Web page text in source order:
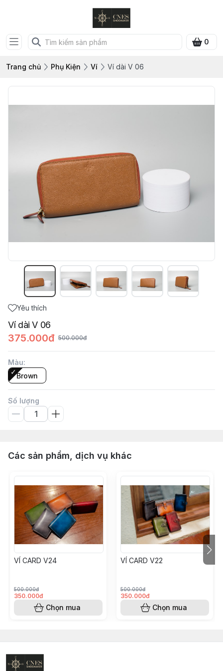
0
Trang chủ Phụ Kiện Ví Ví dài V 06
Yêu thích
Ví dài V 06
375.000đ 500.000đ
Màu:
Brown
Số lượng
Các sản phẩm, dịch vụ khác
VÍ CARD V24
500.000đ
350.000đ
Chọn mua
VÍ CARD V22
500.000đ
350.000đ
Chọn mua